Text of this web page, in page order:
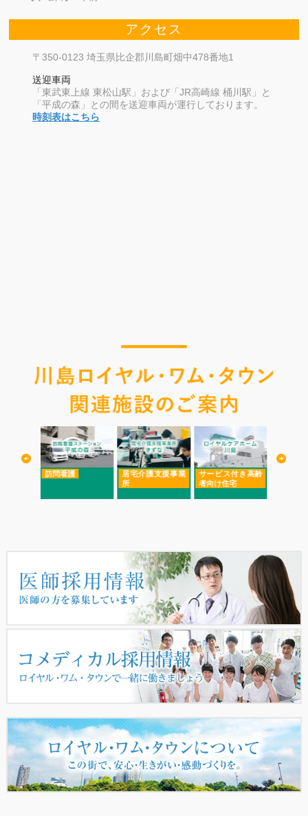
アクセス
〒350-0123 埼玉県比企郡川島町畑中478番地1
送迎車両
「東武東上線 東松山駅」および「JR高崎線 桶川駅」と
「平成の森」との間を送迎車両が運行しております。
時刻表はこちら
訪問看護
居宅介護支援事業
所
サービス付き高齢
者向け住宅